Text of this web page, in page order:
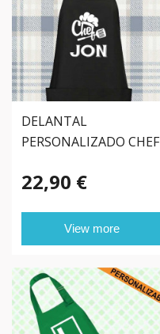
DELANTAL
PERSONALIZADO CHEF
22,90 €
View more